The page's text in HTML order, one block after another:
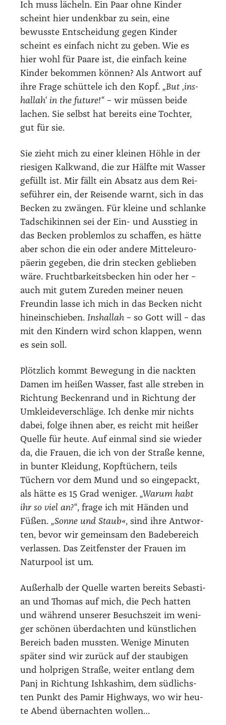
Ich muss lächeln. Ein Paar ohne Kin­der
scheint hier undenk­bar zu sein, eine
bewuss­te Ent­schei­dung gegen Kin­der
scheint es ein­fach nicht zu geben. Wie es
hier wohl für Paa­re ist, die ein­fach kei­ne
Kin­der bekom­men kön­nen? Als Ant­wort auf
ihre Fra­ge schüt­te­le ich den Kopf. „But ‚ins­
hal­lah‘ in the future!“ – wir müs­sen bei­de
lachen. Sie selbst hat bereits eine Toch­ter,
gut für sie.
Sie zieht mich zu einer klei­nen Höh­le in der
rie­si­gen Kalk­wand, die zur Hälf­te mit Was­ser
gefüllt ist. Mir fällt ein Absatz aus dem Rei­
se­füh­rer ein, der Rei­sen­de warnt, sich in das
Becken zu zwän­gen. Für klei­ne und schlan­ke
Tadschi­kin­nen sei der Ein- und Aus­stieg in
das Becken pro­blem­los zu schaf­fen, es hät­te
aber schon die ein oder ande­re Mit­tel­eu­ro­
päe­rin gege­ben, die drin ste­cken geblie­ben
wäre. Frucht­bar­keits­be­cken hin oder her –
auch mit gutem Zure­den mei­ner neu­en
Freun­din las­se ich mich in das Becken nicht
hin­ein­schie­ben. Ins­hal­lah – so Gott will – das
mit den Kin­dern wird schon klap­pen, wenn
es sein soll.
Plötz­lich kommt Bewe­gung in die nack­ten
Damen im hei­ßen Was­ser, fast alle stre­ben in
Rich­tung Becken­rand und in Rich­tung der
Umklei­de­ver­schlä­ge. Ich den­ke mir nichts
dabei, fol­ge ihnen aber, es reicht mit hei­ßer
Quel­le für heu­te. Auf ein­mal sind sie wie­der
da, die Frau­en, die ich von der Stra­ße ken­ne,
in bun­ter Klei­dung, Kopf­tü­chern, teils
Tüchern vor dem Mund und so ein­ge­packt,
als hät­te es 15 Grad weni­ger. „War­um habt
ihr so viel an?“, fra­ge ich mit Hän­den und
Füßen. „Son­ne und Staub«, sind ihre Ant­wor­
ten, bevor wir gemein­sam den Bade­be­reich
ver­las­sen. Das Zeit­fens­ter der Frau­en im
Natur­pool ist um.
Außer­halb der Quel­le war­ten bereits Sebas­ti­
an und Tho­mas auf mich, die Pech hat­ten
und wäh­rend unse­rer Besuchs­zeit im weni­
ger schö­nen über­dach­ten und künst­li­chen
Bereich baden muss­ten. Weni­ge Minu­ten
spä­ter sind wir zurück auf der stau­bi­gen
und holp­ri­gen Stra­ße, wei­ter ent­lang dem
Panj in Rich­tung Ish­kas­him, dem süd­lichs­
ten Punkt des Pamir High­ways, wo wir heu­
te Abend über­nach­ten wol­len…